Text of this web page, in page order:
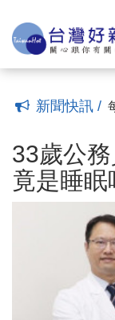
新聞快訊 /
33歲公
竟是睡